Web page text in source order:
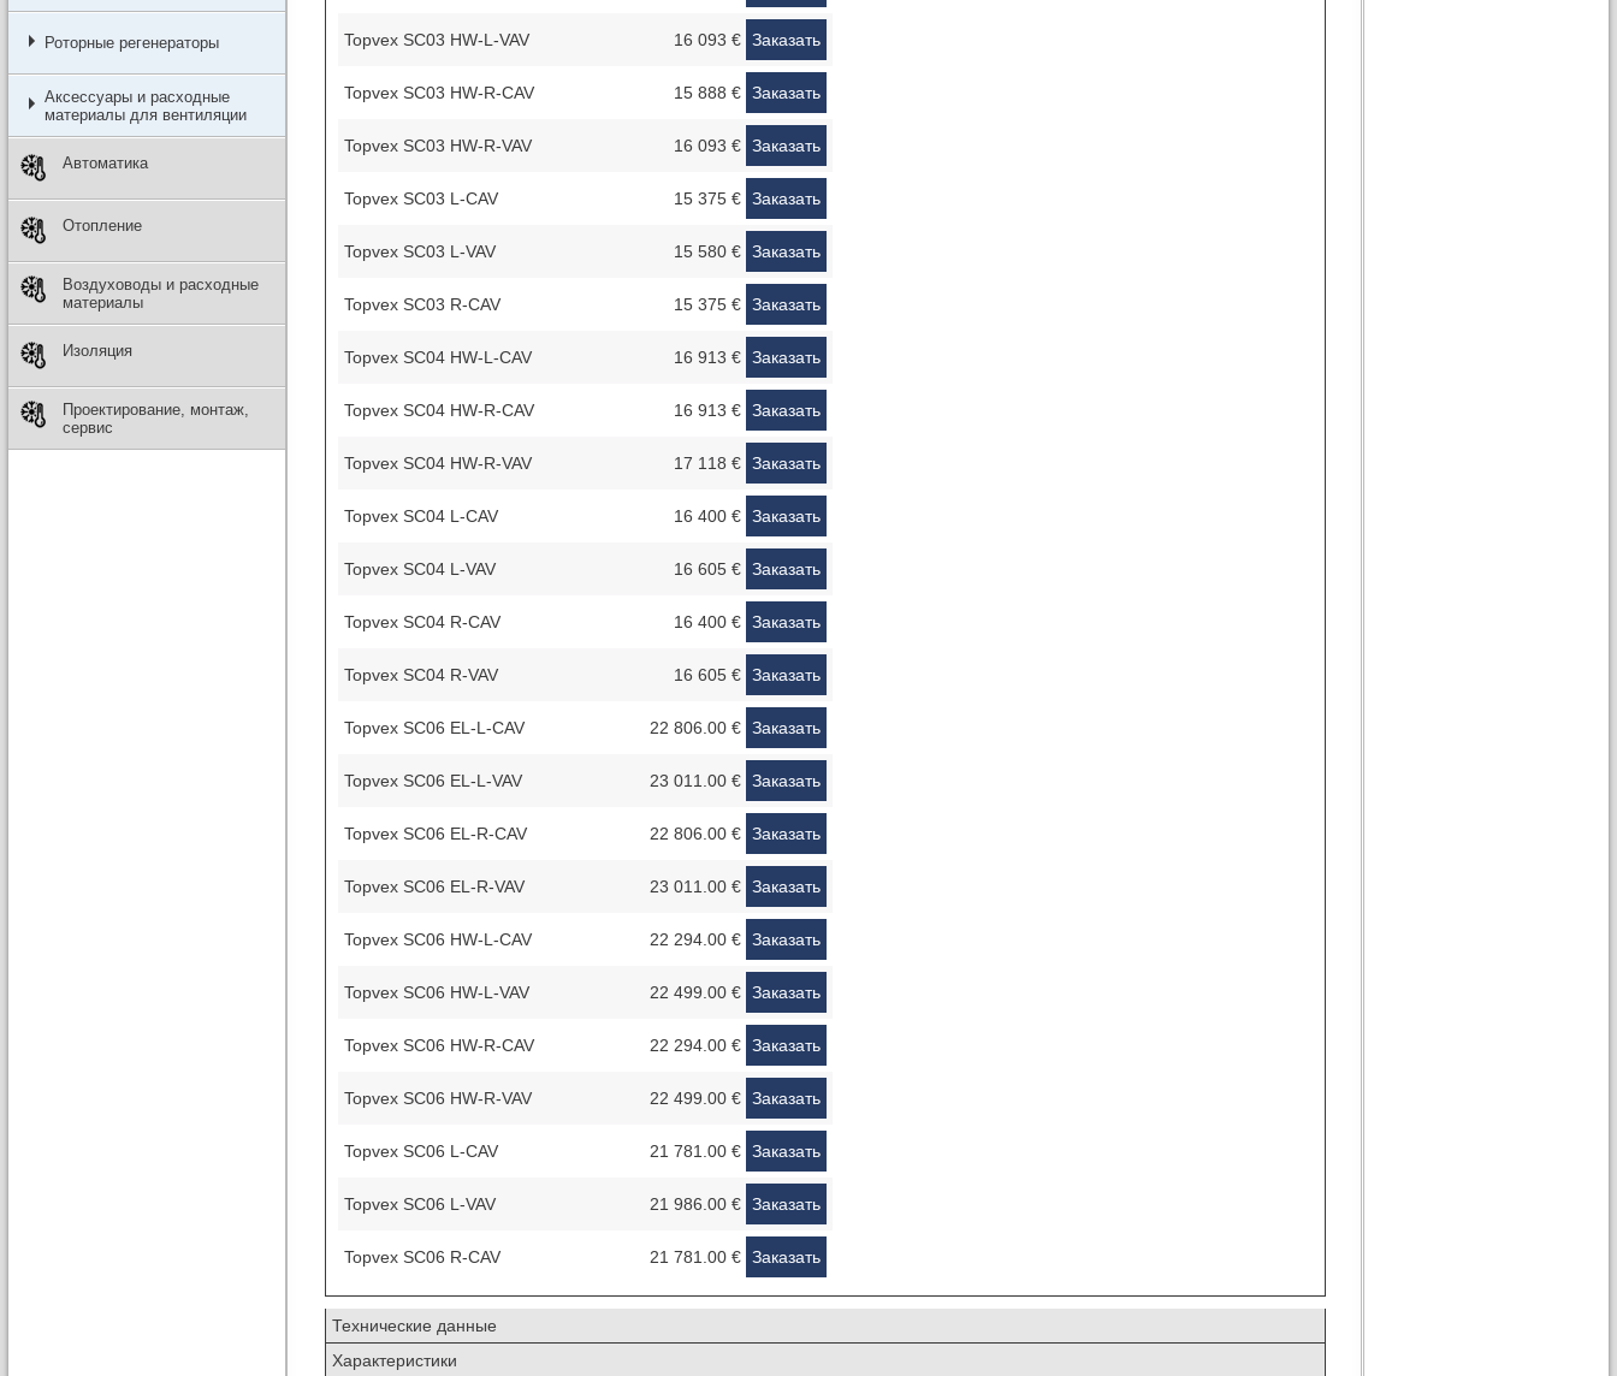
Роторные регенераторы
Аксессуары и расходные
материалы для вентиляции
Автоматика
Отопление
Воздуховоды и расходные
материалы
Изоляция
Проектирование, монтаж,
сервис
Topvex SC03 HW-L-VAV 16 093 € Заказать
Topvex SC03 HW-R-CAV 15 888 € Заказать
Topvex SC03 HW-R-VAV 16 093 € Заказать
Topvex SC03 L-CAV 15 375 € Заказать
Topvex SC03 L-VAV 15 580 € Заказать
Topvex SC03 R-CAV 15 375 € Заказать
Topvex SC04 HW-L-CAV 16 913 € Заказать
Topvex SC04 HW-R-CAV 16 913 € Заказать
Topvex SC04 HW-R-VAV 17 118 € Заказать
Topvex SC04 L-CAV 16 400 € Заказать
Topvex SC04 L-VAV 16 605 € Заказать
Topvex SC04 R-CAV 16 400 € Заказать
Topvex SC04 R-VAV 16 605 € Заказать
Topvex SC06 EL-L-CAV 22 806.00 € Заказать
Topvex SC06 EL-L-VAV 23 011.00 € Заказать
Topvex SC06 EL-R-CAV 22 806.00 € Заказать
Topvex SC06 EL-R-VAV 23 011.00 € Заказать
Topvex SC06 HW-L-CAV 22 294.00 € Заказать
Topvex SC06 HW-L-VAV 22 499.00 € Заказать
Topvex SC06 HW-R-CAV 22 294.00 € Заказать
Topvex SC06 HW-R-VAV 22 499.00 € Заказать
Topvex SC06 L-CAV 21 781.00 € Заказать
Topvex SC06 L-VAV 21 986.00 € Заказать
Topvex SC06 R-CAV 21 781.00 € Заказать
Технические данные
Характеристики